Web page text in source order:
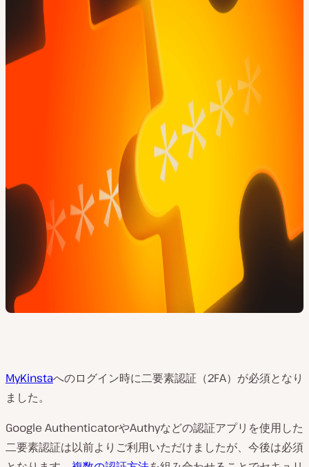
MyKinstaへのログイン時に二要素認証（2FA）が必須となり
ました。
Google AuthenticatorやAuthyなどの認証アプリを使用した
二要素認証は以前よりご利用いただけましたが、今後は必須